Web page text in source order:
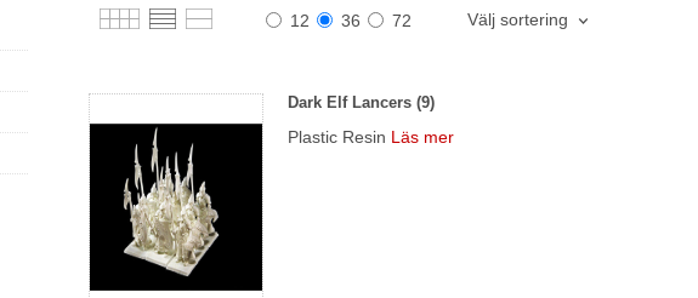
12 36 72 Välj sortering
Dark Elf Lancers (9)
Plastic Resin Läs mer